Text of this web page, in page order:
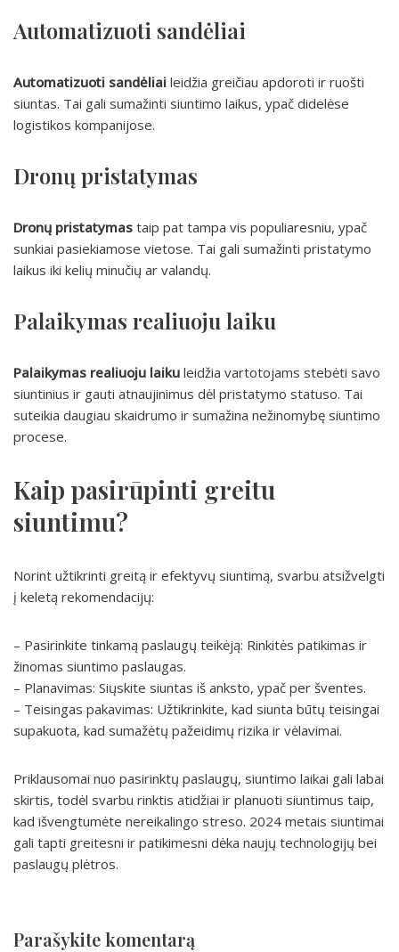
Automatizuoti sandėliai
Automatizuoti sandėliai leidžia greičiau apdoroti ir ruošti
siuntas. Tai gali sumažinti siuntimo laikus, ypač didelėse
logistikos kompanijose.
Dronų pristatymas
Dronų pristatymas taip pat tampa vis populiaresniu, ypač
sunkiai pasiekiamose vietose. Tai gali sumažinti pristatymo
laikus iki kelių minučių ar valandų.
Palaikymas realiuoju laiku
Palaikymas realiuoju laiku leidžia vartotojams stebėti savo
siuntinius ir gauti atnaujinimus dėl pristatymo statuso. Tai
suteikia daugiau skaidrumo ir sumažina nežinomybę siuntimo
procese.
Kaip pasirūpinti greitu
siuntimu?
Norint užtikrinti greitą ir efektyvų siuntimą, svarbu atsižvelgti
į keletą rekomendacijų:
– Pasirinkite tinkamą paslaugų teikėją: Rinkitės patikimas ir
žinomas siuntimo paslaugas.
– Planavimas: Siųskite siuntas iš anksto, ypač per šventes.
– Teisingas pakavimas: Užtikrinkite, kad siunta būtų teisingai
supakuota, kad sumažėtų pažeidimų rizika ir vėlavimai.
Priklausomai nuo pasirinktų paslaugų, siuntimo laikai gali labai
skirtis, todėl svarbu rinktis atidžiai ir planuoti siuntimus taip,
kad išvengtumėte nereikalingo streso. 2024 metais siuntimai
gali tapti greitesni ir patikimesni dėka naujų technologijų bei
paslaugų plėtros.
Parašykite komentarą